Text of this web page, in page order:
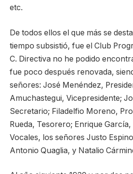
etc.
De todos ellos el que más se
tiempo subsistió, fue el Club
C. Directiva no he podido
fue poco después renovada,
señores: José Menéndez,
Amuchastegui, Vicepresidente;
Secretario; Filadelfio Moreno,
Rueda, Tesorero; Enrique
Vocales, los señores Justo
Antonio Quaglia, y Natalio